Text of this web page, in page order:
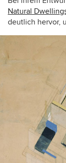
Natural
deutlich hervor,